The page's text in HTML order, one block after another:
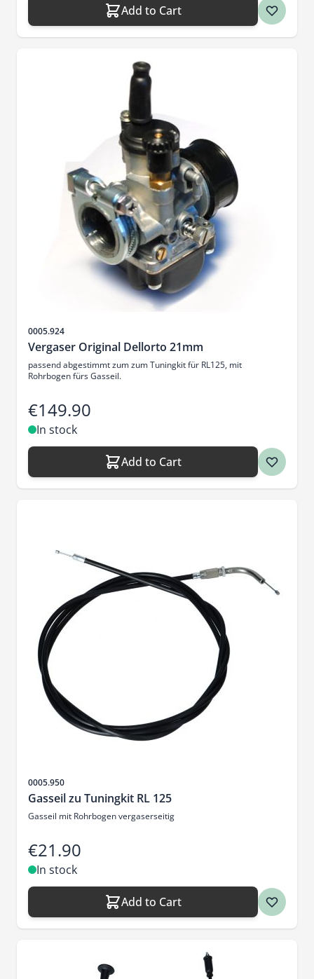
Add to Cart
Sku
0005.924
Vergaser Original Dellorto 21mm
passend abgestimmt zum zum Tuningkit für RL125, mit
Rohrbogen fürs Gasseil.
€149.90
In stock
Add to Cart
Sku
0005.950
Gasseil zu Tuningkit RL 125
Gasseil mit Rohrbogen vergaserseitig
€21.90
In stock
Add to Cart